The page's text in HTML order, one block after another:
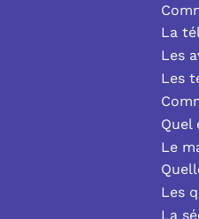
La
Les
Les
Quel
Le
Les
La